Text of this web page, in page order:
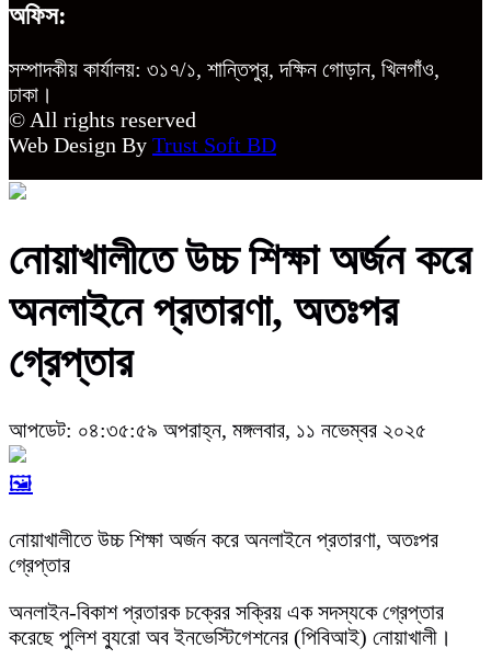
অফিস:
সম্পাদকীয় কার্যালয়: ৩১৭/১, শান্তিপুর, দক্ষিন গোড়ান, খিলগাঁও,
ঢাকা।
© All rights reserved
Web Design By Trust Soft BD
নোয়াখালীতে উচ্চ শিক্ষা অর্জন করে
অনলাইনে প্রতারণা, অতঃপর
গ্রেপ্তার
আপডেট: ০৪:৩৫:৫৯ অপরাহ্ন, মঙ্গলবার, ১১ নভেম্বর ২০২৫
🖼️
নোয়াখালীতে উচ্চ শিক্ষা অর্জন করে অনলাইনে প্রতারণা, অতঃপর
গ্রেপ্তার
অনলাইন-বিকাশ প্রতারক চক্রের সক্রিয় এক সদস্যকে গ্রেপ্তার
করেছে পুলিশ ব্যুরো অব ইনভেস্টিগেশনের (পিবিআই) নোয়াখালী।